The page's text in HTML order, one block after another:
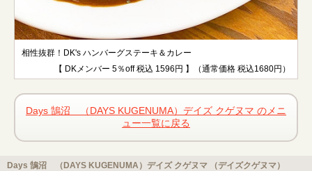
相性抜群！DK's ハンバーグステーキ＆カレー
【 DKメンバー 5％off 税込 1596円 】（通常価格 税込1680円）
Days 鵠沼 （DAYS KUGENUMA）デイズ クゲヌマ のメニ
ュー一覧に戻る
Days 鵠沼 （DAYS KUGENUMA）デイズ クゲヌマ （デイズクゲヌマ）